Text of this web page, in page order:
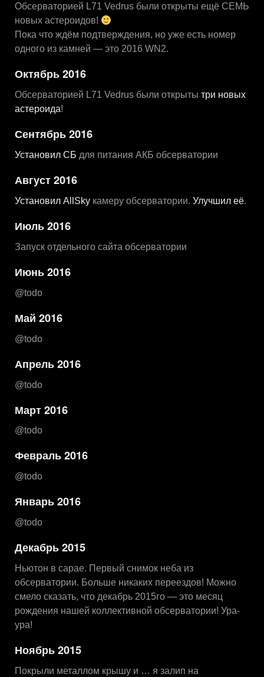
Обсерваторией L71 Vedrus были открыты ещё СЕМЬ
новых астероидов!
Пока что ждём подтверждения, но уже есть номер
одного из камней — это 2016 WN2.
Октябрь 2016
Обсерваторией L71 Vedrus были открыты три новых
астероида!
Сентябрь 2016
Установил СБ для питания АКБ обсерватории
Август 2016
Установил AllSky камеру обсерватории. Улучшил её.
Июль 2016
Запуск отдельного сайта обсерватории
Июнь 2016
@todo
Май 2016
@todo
Апрель 2016
@todo
Март 2016
@todo
Февраль 2016
@todo
Январь 2016
@todo
Декабрь 2015
Ньютон в сарае. Первый снимок неба из
обсерватории. Больше никаких переездов! Можно
смело сказать, что декабрь 2015го — это месяц
рождения нашей коллективной обсерватории! Ура-
ура!
Ноябрь 2015
Покрыли металлом крышу и … я залип на